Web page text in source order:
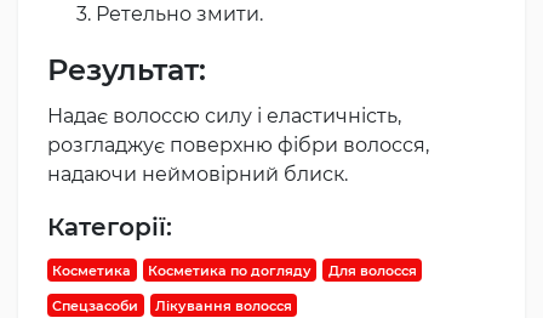
Ретельно змити.
Результат:
Надає волоссю силу і еластичність,
розгладжує поверхню фібри волосся,
надаючи неймовірний блиск.
Категорії:
Косметика Косметика по догляду Для волосся
Спецзасоби Лікування волосся